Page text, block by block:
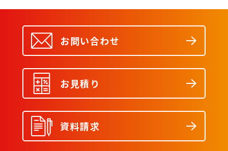
お問い合わせ
お見積り
資料請求